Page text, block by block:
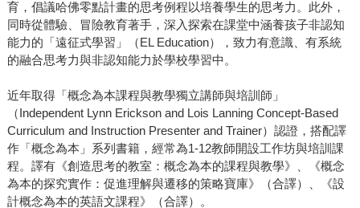
育，倡議哈佛零點計畫的思考例程以培養學生的思考力。此外，
同時從體驗、冒險教育著手，深入探索在課堂中涵養孩子非認知
能力的「遠征式學習」（EL Education），致力有意識、有系統
的融合思考力與非認知能力於學校學習中。
近年取得「概念為本課程與教學獨立講師與培訓師」
（Independent Lynn Erickson and Lois Lanning Concept-Based
Curriculum and Instruction Presenter and Trainer）認證，搭配譯
作「概念為本」系列書籍，經常為1-12教師開設工作坊與培訓課
程。譯有《創造思考的教室：概念為本的課程與教學》、《概念
為本的探究實作：促進理解與遷移的策略寶庫》（合譯）、《設
計概念為本的英語文課程》（合譯）。